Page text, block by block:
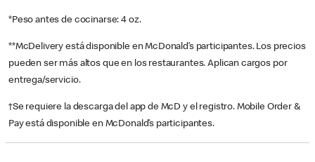
*Peso antes de cocinarse: 4 oz.
**McDelivery está disponible en McDonald’s participantes. Los precios
pueden ser más altos que en los restaurantes. Aplican cargos por
entrega/servicio.
†Se requiere la descarga del app de McD y el registro. Mobile Order &
Pay está disponible en McDonald’s participantes.